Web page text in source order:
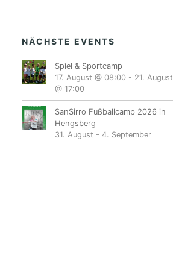
NÄCHSTE EVENTS
Spiel & Sportcamp
17. August @ 08:00- 21. August
@ 17:00
SanSirro Fußballcamp 2026 in
Hengsberg
31. August - 4. September